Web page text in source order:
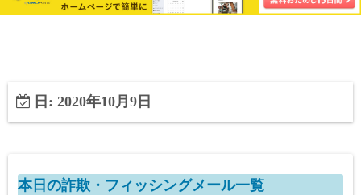
日: 2020年10月9日
本日の詐欺・フィッシングメール一覧